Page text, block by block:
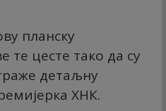
планску
те цесте тако да су
детаљну
ХНК.